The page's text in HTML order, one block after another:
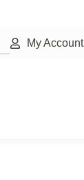
My Account